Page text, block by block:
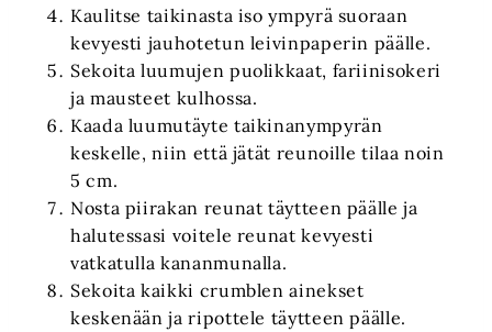
Kaulitse taikinasta iso ympyrä suoraan
kevyesti jauhotetun leivinpaperin päälle.
Sekoita luumujen puolikkaat, fariinisokeri
ja mausteet kulhossa.
Kaada luumutäyte taikinanympyrän
keskelle, niin että jätät reunoille tilaa noin
5 cm.
Nosta piirakan reunat täytteen päälle ja
halutessasi voitele reunat kevyesti
vatkatulla kananmunalla.
Sekoita kaikki crumblen ainekset
keskenään ja ripottele täytteen päälle.